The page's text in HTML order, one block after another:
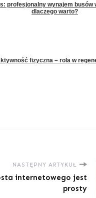
profesjonalny wynajem busów
dlaczego warto?
fizyczna – rola w
NASTĘPNY ARTYKUŁ
internetowego jest
prosty